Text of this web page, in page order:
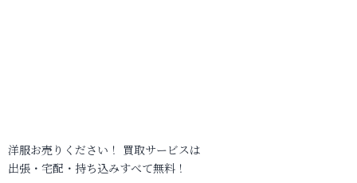
洋服お売りください！ 買取サービスは
出張・宅配・持ち込みすべて無料！